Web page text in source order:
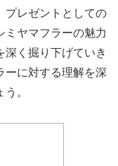
プレゼントとしての
ミヤマフラーの魅力
深く掘り下げていき
ーに対する理解を深
。